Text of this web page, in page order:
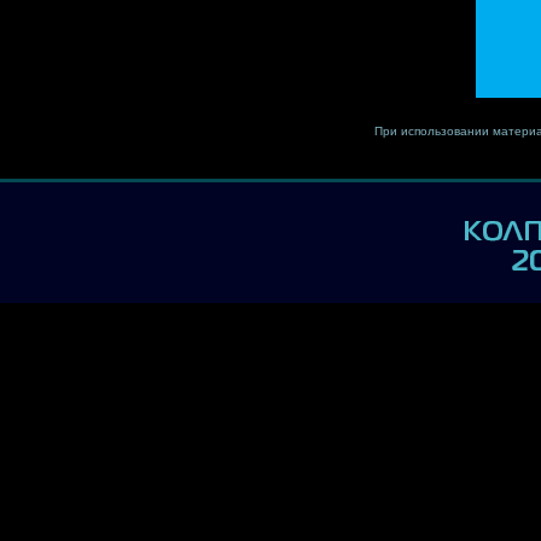
При использовании